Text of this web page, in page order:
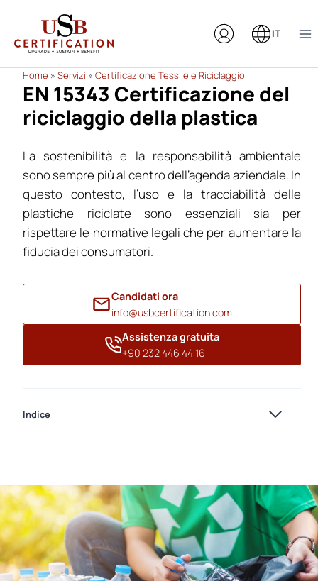
contenuto
IT
Home » Servizi » Certificazione Tessile e Riciclaggio
EN 15343 Certificazione del
riciclaggio della plastica
La sostenibilità e la responsabilità ambientale
sono sempre più al centro dell’agenda aziendale. In
questo contesto, l’uso e la tracciabilità delle
plastiche riciclate sono essenziali sia per
rispettare le normative legali che per aumentare la
fiducia dei consumatori.
Candidati ora
info@usbcertification.com
Assistenza gratuita
+90 232 446 44 16
Indice